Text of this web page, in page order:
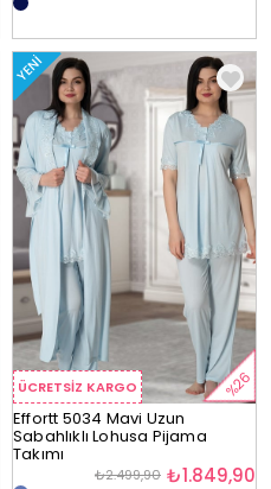
ÜCRETSIZ KARGO
YENI
%26
Effortt 5034 Mavi Uzun
Sabahlıklı Lohusa Pijama
Takımı
₺1.849,90
₺2.499,90